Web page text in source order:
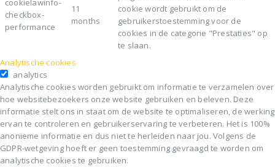
cookielawinfo-
checkbox-
performance
11
months
cookie wordt gebruikt om de
gebruikerstoestemming voor de
cookies in de categorie "Prestaties" op
te slaan.
Analytische cookies
analytics
Analytische cookies worden gebruikt om informatie te verzamelen over
hoe websitebezoekers onze website gebruiken en beleven. Deze
informatie stelt ons in staat om de website te optimaliseren, de werking
ervan te controleren en gebruikerservaring te verbeteren. Het is 100%
anonieme informatie en dus niet te herleiden naar jou. Volgens de
GDPR-wetgeving hoeft er geen toestemming gevraagd te worden om
analytische cookies te gebruiken.